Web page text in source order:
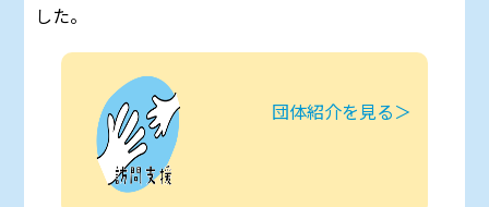
した。
団体紹介を見る＞